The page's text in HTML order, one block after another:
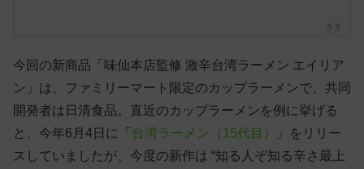
今回の新商品「味仙本店監修 激辛台湾ラーメン エイリア
ン」は、ファミリーマート限定のカップラーメンで、共同
開発者は日清食品。直近のカップラーメンを例に挙げる
と、今年6月4日に「 台湾ラーメン（15代目）
」をリリー
スしていましたが、今度の新作は “知る人ぞ知る辛さ最上